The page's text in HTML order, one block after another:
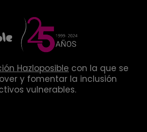
Hazloposible con la que se
y fomentar la inclusión
vulnerables.